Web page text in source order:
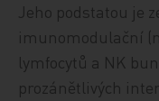
Jeho podstatou je
imunomodulační
lymfocytů a NK
prozánětlivých